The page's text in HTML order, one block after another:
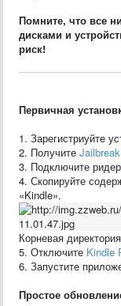
Помните, что все
дисками и
риск!
Первичная
1. Зарегистриуйте
2. Получите
3. Подключите
4. Скопируйте
«Kindle».
Корневая
5. Отключите Kindle
6. Запустите
Простое